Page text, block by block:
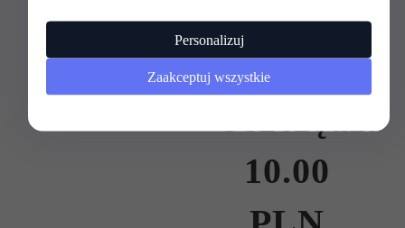
65,00
PLN
10.00
Personalizuj
Zaakceptuj wszystkie